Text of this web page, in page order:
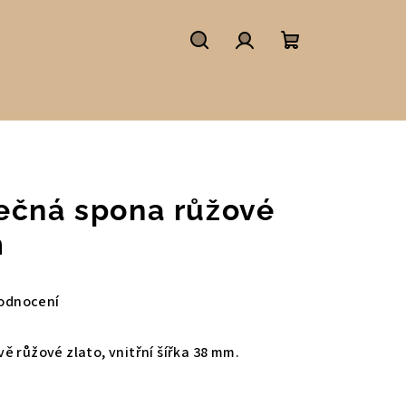
košík
spona růžové
růžové zlato, vnitřní šířka 38 mm.